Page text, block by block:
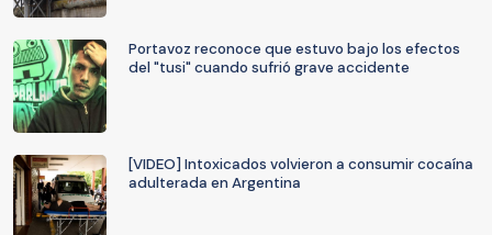
Portavoz reconoce que estuvo bajo los efectos
del "tusi" cuando sufrió grave accidente
[VIDEO] Intoxicados volvieron a consumir cocaína
adulterada en Argentina